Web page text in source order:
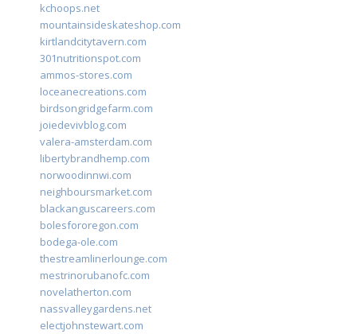
kchoops.net
mountainsideskateshop.com
kirtlandcitytavern.com
301nutritionspot.com
ammos-stores.com
loceanecreations.com
birdsongridgefarm.com
joiedevivblog.com
valera-amsterdam.com
libertybrandhemp.com
norwoodinnwi.com
neighboursmarket.com
blackanguscareers.com
bolesfororegon.com
bodega-ole.com
thestreamlinerlounge.com
mestrinorubanofc.com
novelatherton.com
nassvalleygardens.net
electjohnstewart.com